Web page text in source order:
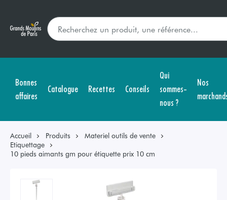
Bonnes
affaires
Catalogue Recettes Conseils
Qui
sommes-
nous ?
Nos
Accueil Produits
Materiel outils de vente
Etiquettage
10 pieds aimants gm pour étiquette prix 10 cm